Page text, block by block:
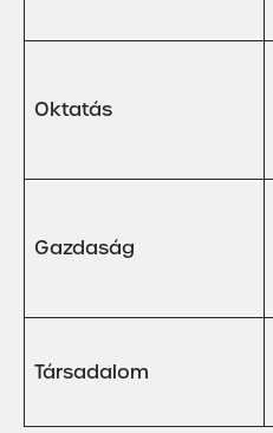
Oktatás
Gazdaság
Társadalom